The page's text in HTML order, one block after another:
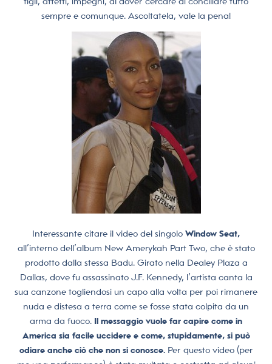
sempre e comunque. Ascoltatela, vale la pena!
Interessante citare il video del singolo Window Seat,
all’interno dell’album New Amerykah Part Two, che è stato
prodotto dalla stessa Badu. Girato nella Dealey Plaza a
Dallas, dove fu assassinato J.F. Kennedy, l’artista canta la
sua canzone togliendosi un capo alla volta per poi rimanere
nuda e distesa a terra come se fosse stata colpita da un
arma da fuoco. Il messaggio vuole far capire come in
America sia facile uccidere e come, stupidamente, si può
odiare anche ciò che non si conosce.Per questo video (per